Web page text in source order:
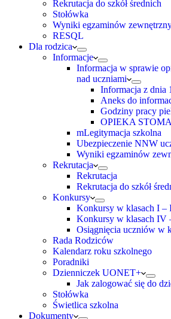
Rekrutacja do szkół średnich
Stołówka
Wyniki egzaminów
RESQL
Dla rodzica
Informacje
Informacja w sprawie
nad uczniami
Informacja z dnia
Aneks do
Godziny pracy
OPIEKA
mLegitymacja szkolna
Ubezpieczenie NNW
Wyniki egzaminów
Rekrutacja
Rekrutacja
Rekrutacja do szkół
Konkursy
Konkursy w klasach I –
Konkursy w klasach IV
Osiągnięcia uczniów w
Rada Rodziców
Kalendarz roku szkolnego
Poradniki
Dzienniczek UONET+
Jak zalogować się do
Stołówka
Świetlica szkolna
Dokumenty